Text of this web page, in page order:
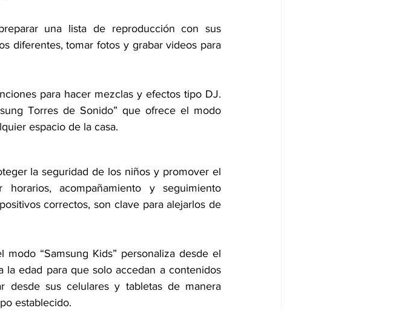
una lista de reproducción con sus
diferentes, tomar fotos y grabar videos para
para hacer mezclas y efectos tipo DJ.
Torres de Sonido” que ofrece el modo
espacio de la casa.
la seguridad de los niños y promover el
acompañamiento y seguimiento
correctos, son clave para alejarlos de
“Samsung Kids” personaliza desde el
la edad para que solo accedan a contenidos
desde sus celulares y tabletas de manera
establecido.